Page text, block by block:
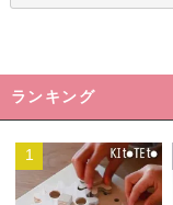
ランキング
1